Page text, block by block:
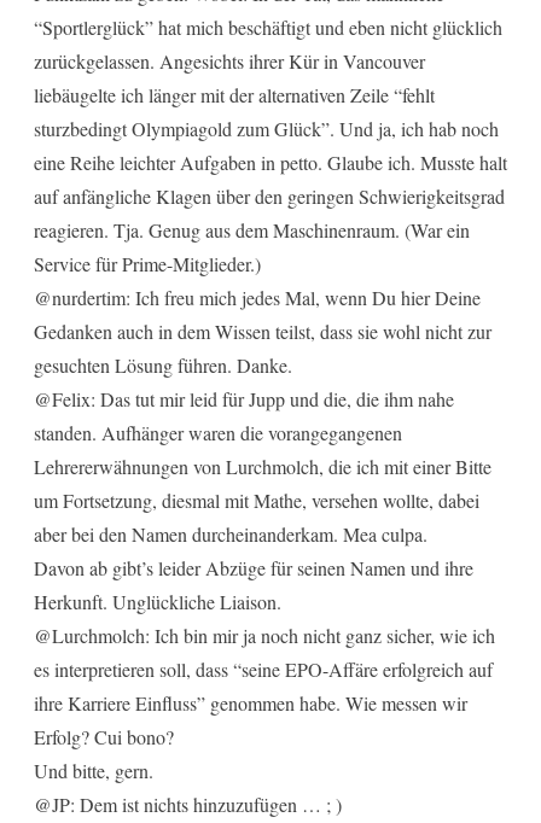
“Sportlerglück” hat mich beschäftigt und eben nicht glücklich
zurückgelassen. Angesichts ihrer Kür in Vancouver
liebäugelte ich länger mit der alternativen Zeile “fehlt
sturzbedingt Olympiagold zum Glück”. Und ja, ich hab noch
eine Reihe leichter Aufgaben in petto. Glaube ich. Musste halt
auf anfängliche Klagen über den geringen Schwierigkeitsgrad
reagieren. Tja. Genug aus dem Maschinenraum. (War ein
Service für Prime-Mitglieder.)
@nurdertim: Ich freu mich jedes Mal, wenn Du hier Deine
Gedanken auch in dem Wissen teilst, dass sie wohl nicht zur
gesuchten Lösung führen. Danke.
@Felix: Das tut mir leid für Jupp und die, die ihm nahe
standen. Aufhänger waren die vorangegangenen
Lehrererwähnungen von Lurchmolch, die ich mit einer Bitte
um Fortsetzung, diesmal mit Mathe, versehen wollte, dabei
aber bei den Namen durcheinanderkam. Mea culpa.
Davon ab gibt’s leider Abzüge für seinen Namen und ihre
Herkunft. Unglückliche Liaison.
@Lurchmolch: Ich bin mir ja noch nicht ganz sicher, wie ich
es interpretieren soll, dass “seine EPO-Affäre erfolgreich auf
ihre Karriere Einfluss” genommen habe. Wie messen wir
Erfolg? Cui bono?
Und bitte, gern.
@JP: Dem ist nichts hinzuzufügen … ; )